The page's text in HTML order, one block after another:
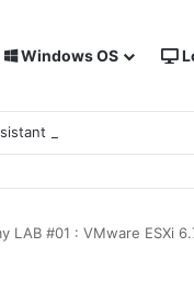
Windows OS
sur un NAS Synology
LAB #01 : VMware ESXi